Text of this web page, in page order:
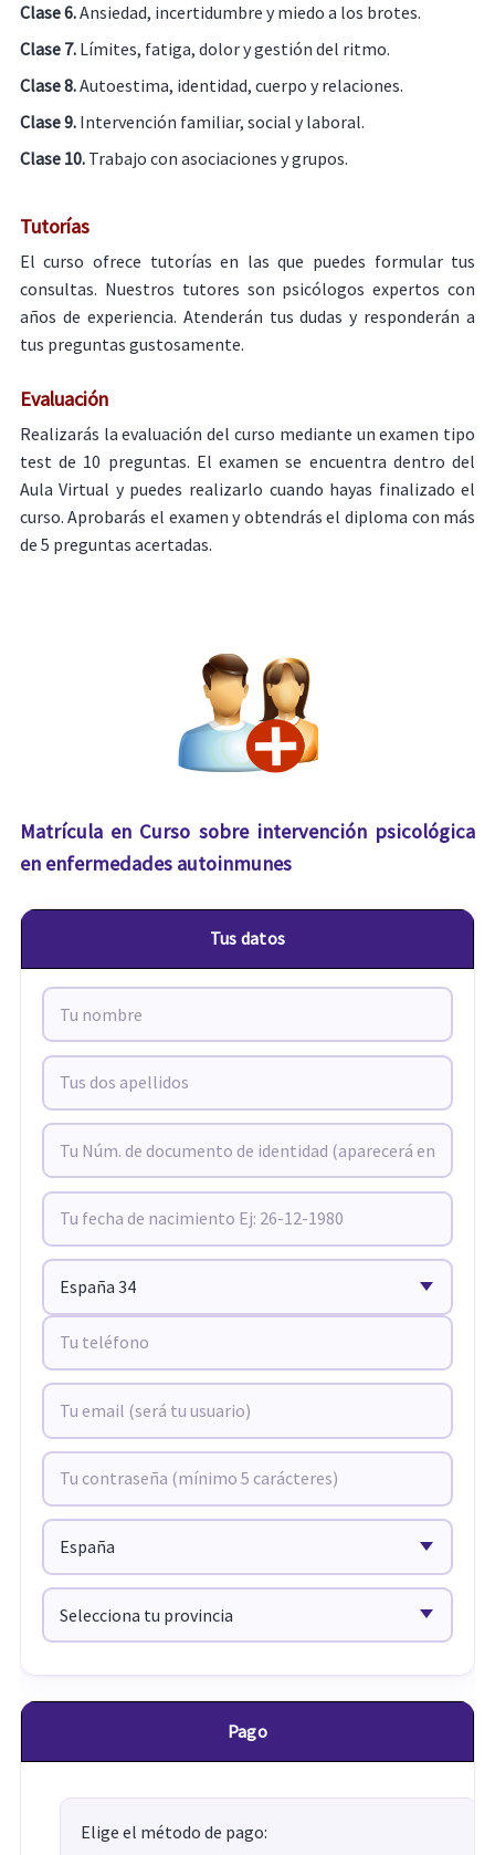
Clase 6.Ansiedad, incertidumbre y miedo a los brotes.
Clase 7. Límites, fatiga, dolor y gestión del ritmo.
Clase 8.Autoestima, identidad, cuerpo y relaciones.
Clase 9. Intervención familiar, social y laboral.
Clase 10. Trabajo con asociaciones y grupos.
Tutorías
El curso ofrece tutorías en las que puedes formular tus
consultas. Nuestros tutores son psicólogos expertos con
años de experiencia. Atenderán tus dudas y responderán a
tus preguntas gustosamente.
Evaluación
Realizarás la evaluación del curso mediante un examen tipo
test de 10 preguntas. El examen se encuentra dentro del
Aula Virtual y puedes realizarlo cuando hayas finalizado el
curso. Aprobarás el examen y obtendrás el diploma con más
de 5 preguntas acertadas.
Matrícula en Curso sobre intervención psicológica
en enfermedades autoinmunes
Tus datos
Pago
Elige el método de pago: